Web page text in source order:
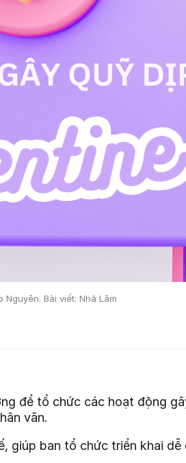
Nguyên. Bài viết: Nhã Lâm
để tổ chức các hoạt động
văn.
giúp ban tổ chức triển khai